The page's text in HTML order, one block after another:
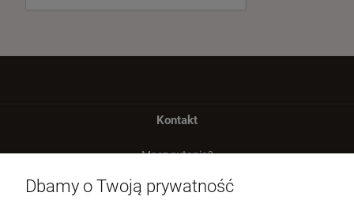
Kontakt
Masz pytania?
Dbamy o Twoją prywatność